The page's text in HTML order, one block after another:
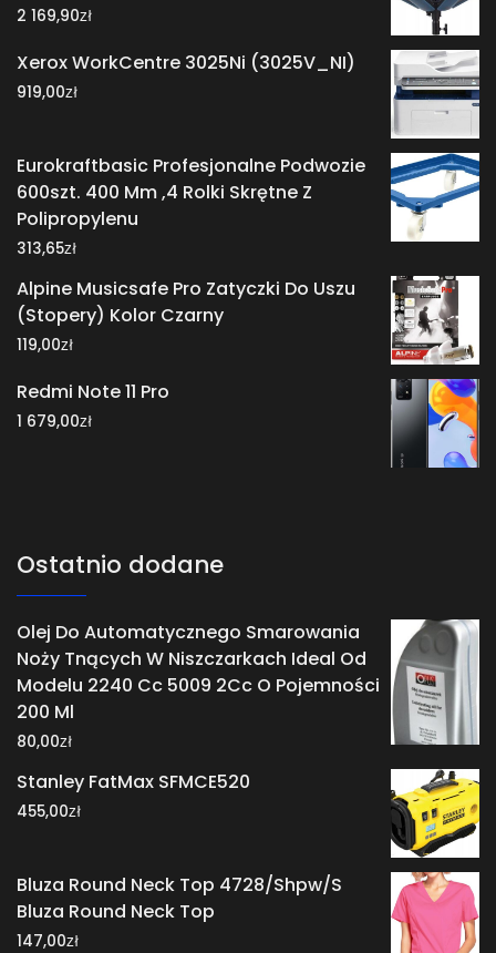
2 169,90zł
Xerox WorkCentre 3025Ni (3025V_NI)
919,00zł
Eurokraftbasic Profesjonalne Podwozie
600szt. 400 Mm ,4 Rolki Skrętne Z
Polipropylenu
313,65zł
Alpine Musicsafe Pro Zatyczki Do Uszu
(Stopery) Kolor Czarny
119,00zł
Redmi Note 11 Pro
1 679,00zł
Ostatnio dodane
Olej Do Automatycznego Smarowania
Noży Tnących W Niszczarkach Ideal Od
Modelu 2240 Cc 5009 2Cc O Pojemności
200 Ml
80,00zł
Stanley FatMax SFMCE520
455,00zł
Bluza Round Neck Top 4728/Shpw/S
Bluza Round Neck Top
147,00zł